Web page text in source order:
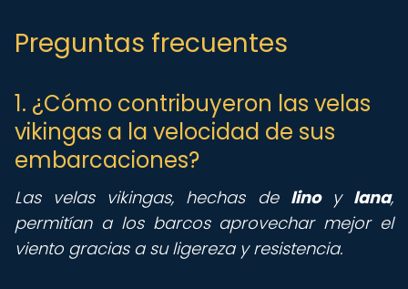
Preguntas frecuentes
1. ¿Cómo contribuyeron las velas
vikingas a la velocidad de sus
embarcaciones?
Las velas vikingas, hechas de linoy lana,
permitían a los barcos aprovechar mejor el
viento gracias a su ligereza y resistencia.